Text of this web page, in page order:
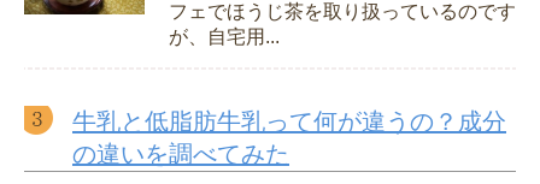
フェでほうじ茶を取り扱っているのです
が、自宅用...
牛乳と低脂肪牛乳って何が違うの？成分
の違いを調べてみた